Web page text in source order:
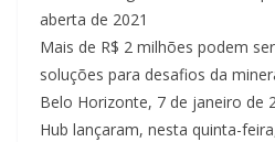
aberta de 2021
Mais de R$ 2 milhões podem
soluções para desafios da
Belo Horizonte, 7 de janeiro de
Hub lançaram, nesta quinta-